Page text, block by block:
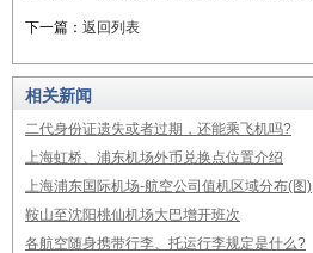
下一篇： 返回列表
相关新闻
二代身份证遗失或者过期，还能乘飞机吗?
上海虹桥、浦东机场外币兑换点位置介绍
上海浦东国际机场-航空公司值机区域分布(图)
鞍山至沈阳桃仙机场大巴增开班次
各航空随身携带行李、托运行李规定是什么?